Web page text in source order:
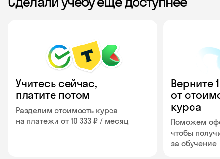
Учитесь сейчас,
платите потом
Разделим стоимость курса
на платежи от 10 333 ₽ / месяц
Верните
от
курса
Поможем
чтобы
за обучение